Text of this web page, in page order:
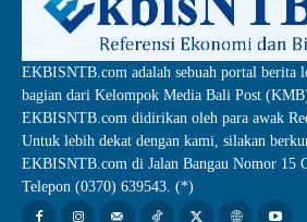
EKBISNTB.com adalah sebuah portal berita
bagian dari Kelompok Media Bali Post
EKBISNTB.com didirikan oleh para awak
Untuk lebih dekat dengan kami, silakan
EKBISNTB.com di Jalan Bangau Nomor 15
Telepon (0370) 639543. (*)